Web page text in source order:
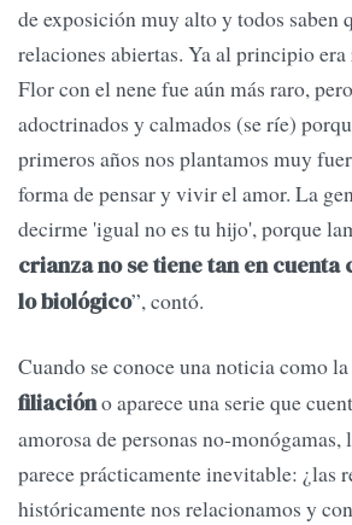
de exposición muy alto y todos saben
relaciones abiertas. Ya al principio
Flor con el nene fue aún más raro,
adoctrinados y calmados (se ríe)
primeros años nos plantamos muy
forma de pensar y vivir el amor. La
decirme 'igual no es tu hijo', porque
crianza no se tiene tan en cuenta
lo biológico”, contó.
Cuando se conoce una noticia como
filiacióno aparece una serie que
amorosa de personas no-
parece prácticamente inevitable: ¿las
históricamente nos relacionamos y